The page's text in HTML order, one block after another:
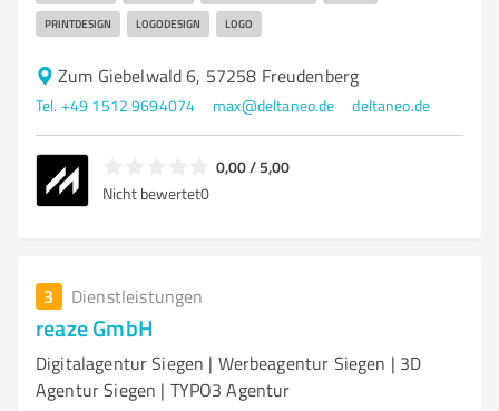
PRINTDESIGN LOGODESIGN LOGO
Zum Giebelwald 6, 57258 Freudenberg
Tel. +49 1512 9694074 max@deltaneo.de deltaneo.de
0,00 / 5,00
Nicht bewertet0
3 Dienstleistungen
reaze GmbH
Digitalagentur Siegen | Werbeagentur Siegen | 3D
Agentur Siegen | TYPO3 Agentur